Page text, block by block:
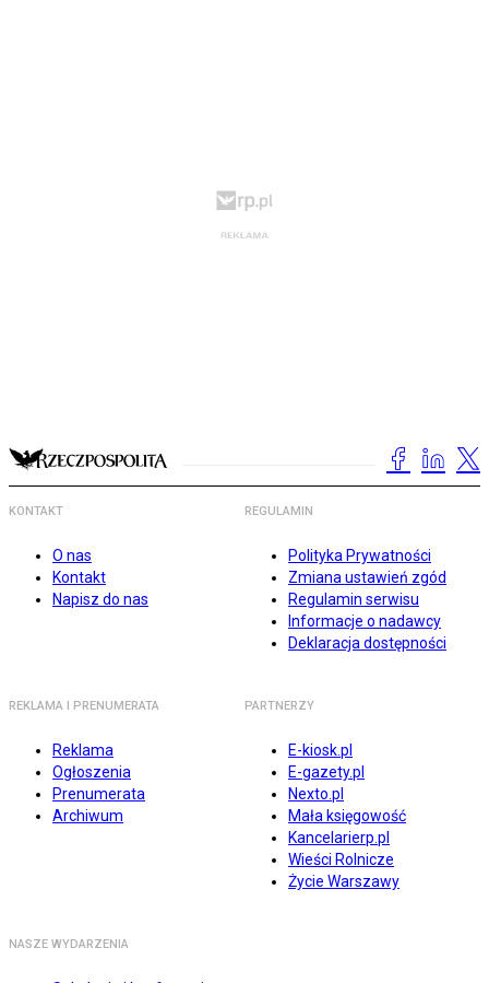
KONTAKT
O nas
Kontakt
Napisz do nas
REGULAMIN
Polityka Prywatności
Zmiana ustawień zgód
Regulamin serwisu
Informacje o nadawcy
Deklaracja dostępności
REKLAMA I PRENUMERATA
Reklama
Ogłoszenia
Prenumerata
Archiwum
PARTNERZY
E-kiosk.pl
E-gazety.pl
Nexto.pl
Mała księgowość
Kancelarierp.pl
Wieści Rolnicze
Życie Warszawy
NASZE WYDARZENIA